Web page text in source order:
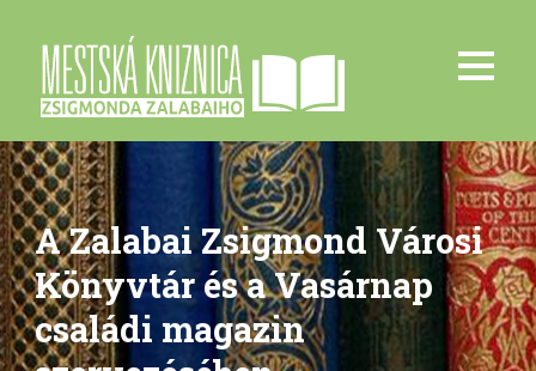
A Zalabai Zsigmond Városi
Könyvtár és a Vasárnap
családi magazin